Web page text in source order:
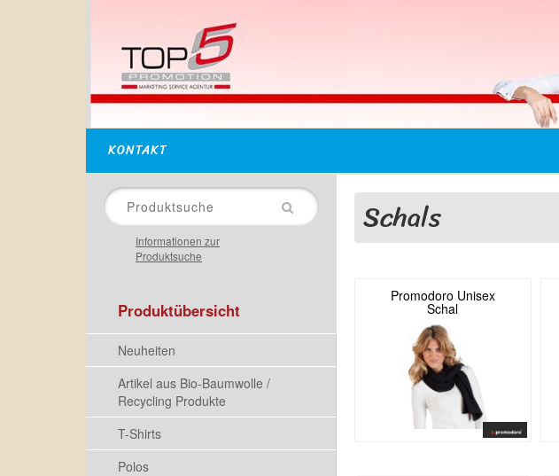
KONTAKT
Informationen zur
Produktsuche
Produktübersicht
Neuheiten
Artikel aus Bio-Baumwolle /
Recycling Produkte
T-Shirts
Polos
Schals
Promodoro Unisex
Schal